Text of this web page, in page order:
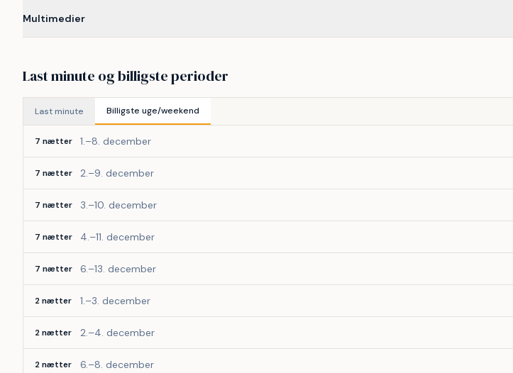
Multimedier
Last minute og billigste perioder
Last minute Billigste uge/weekend
7 nætter 1.–8. december
7 nætter 2.–9. december
7 nætter 3.–10. december
7 nætter 4.–11. december
7 nætter 6.–13. december
2 nætter 1.–3. december
2 nætter 2.–4. december
2 nætter 6.–8. december